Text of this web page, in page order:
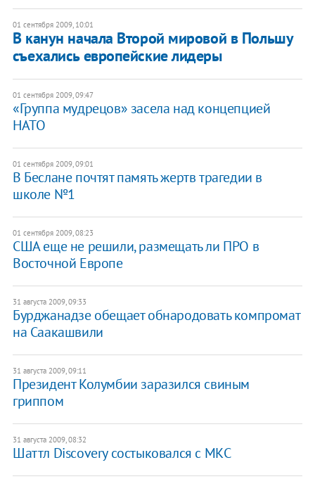
01 сентября 2009, 10:01
В канун начала Второй мировой в Польшу
съехались европейские лидеры
01 сентября 2009, 09:47
«Группа мудрецов» засела над концепцией
НАТО
01 сентября 2009, 09:01
В Беслане почтят память жертв трагедии в
школе №1
01 сентября 2009, 08:23
США еще не решили, размещать ли ПРО в
Восточной Европе
31 августа 2009, 09:33
Бурджанадзе обещает обнародовать компромат
на Саакашвили
31 августа 2009, 09:11
Президент Колумбии заразился свиным
гриппом
31 августа 2009, 08:32
Шаттл Discovery состыковался с МКС